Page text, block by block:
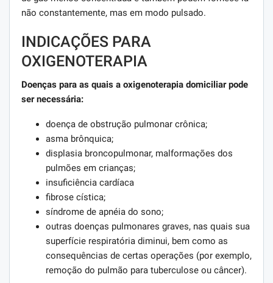
não constantemente, mas em modo pulsado.
INDICAÇÕES PARA
OXIGENOTERAPIA
Doenças para as quais a oxigenoterapia domiciliar pode
ser necessária:
doença de obstrução pulmonar crônica;
asma brônquica;
displasia broncopulmonar, malformações dos
pulmões em crianças;
insuficiência cardíaca
fibrose cística;
síndrome de apnéia do sono;
outras doenças pulmonares graves, nas quais sua
superfície respiratória diminui, bem como as
consequências de certas operações (por exemplo,
remoção do pulmão para tuberculose ou câncer).